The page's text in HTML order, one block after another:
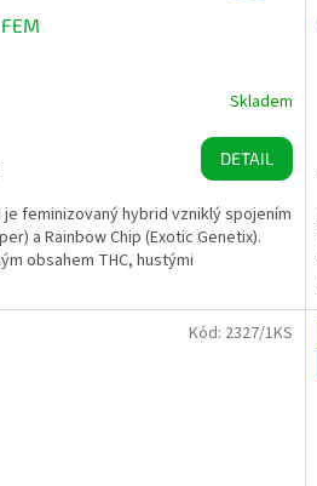
Skladem
DETAIL
je feminizovaný hybrid vzniklý spojením
a Rainbow Chip (Exotic Genetix).
obsahem THC, hustými
Kód: 2327/1KS